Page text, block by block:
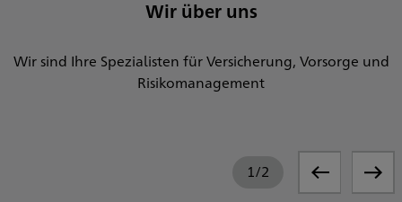
Wir über uns
Wir sind Ihre Spezialisten für Versicherung, Vorsorge und
Risikomanagement
1/2